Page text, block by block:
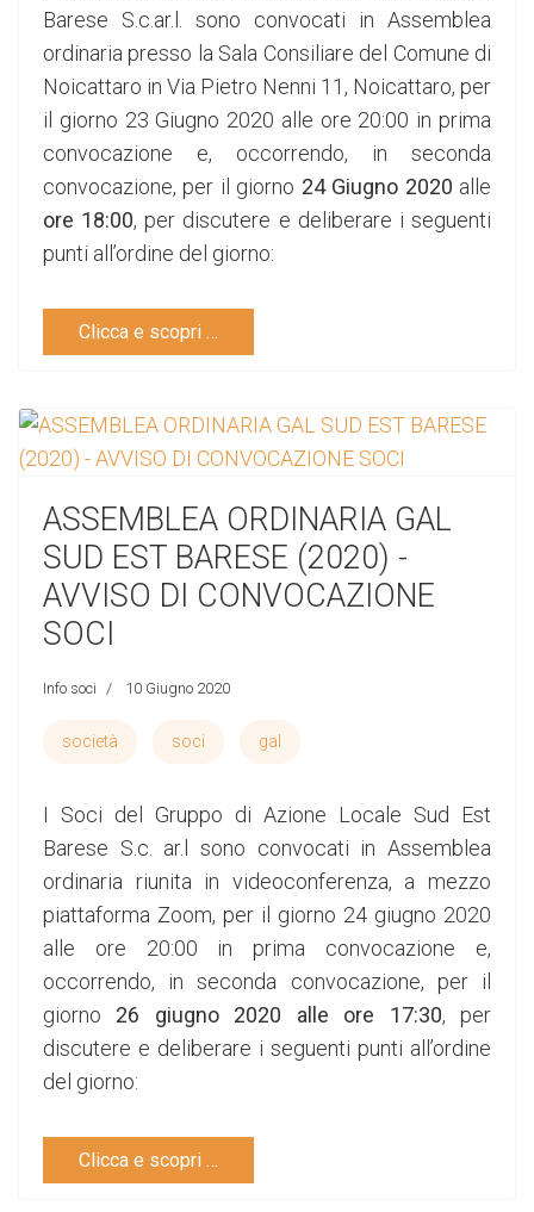
Barese S.c.ar.l. sono convocati in Assemblea
ordinaria presso la Sala Consiliare del Comune di
Noicattaro in Via Pietro Nenni 11, Noicattaro, per
il giorno 23 Giugno 2020 alle ore 20:00 in prima
convocazione e, occorrendo, in seconda
convocazione, per il giorno 24 Giugno 2020 alle
ore 18:00, per discutere e deliberare i seguenti
punti all’ordine del giorno:
Clicca e scopri …
ASSEMBLEA ORDINARIA GAL
SUD EST BARESE (2020) -
AVVISO DI CONVOCAZIONE
SOCI
Info soci 10 Giugno 2020
società soci gal
I Soci del Gruppo di Azione Locale Sud Est
Barese S.c. ar.l sono convocati in Assemblea
ordinaria riunita in videoconferenza, a mezzo
piattaforma Zoom, per il giorno 24 giugno 2020
alle ore 20:00 in prima convocazione e,
occorrendo, in seconda convocazione, per il
giorno 26 giugno 2020 alle ore 17:30, per
discutere e deliberare i seguenti punti all’ordine
del giorno:
Clicca e scopri …